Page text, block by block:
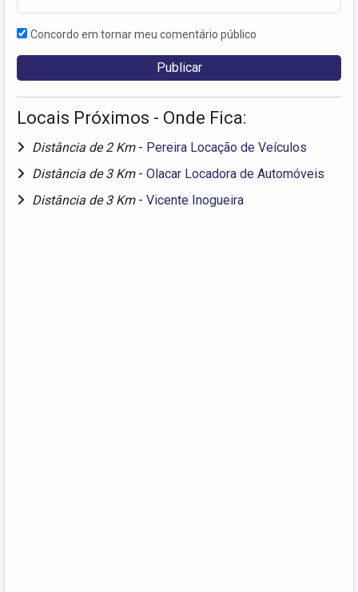
Concordo em tornar meu comentário público
Locais Próximos - Onde Fica:
Distância de 2 Km - Pereira Locação de Veículos
Distância de 3 Km - Olacar Locadora de Automóveis
Distância de 3 Km - Vicente Inogueira